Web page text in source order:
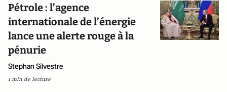
Pétrole : l’agence
internationale de l’énergie
lance une alerte rouge à la
pénurie
Stephan Silvestre
1 min de lecture